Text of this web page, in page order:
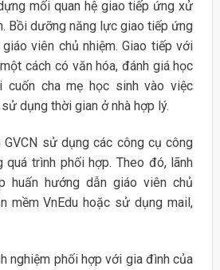
mối quan hệ giao tiếp ứng xử
Bồi dưỡng năng lực giao tiếp ứng
viên chủ nhiệm. Giao tiếp với
cách có văn hóa, đánh giá học
cuốn cha mẹ học sinh vào việc
dụng thời gian ở nhà hợp lý.
sử dụng các công cụ công
quá trình phối hợp. Theo đó, lãnh
huấn hướng dẫn giáo viên chủ
mềm VnEdu hoặc sử dụng mail,
nghiệm phối hợp với gia đình của